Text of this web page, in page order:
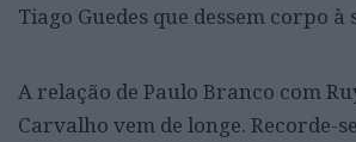
Tiago Guedes que dessem corpo à
A relação de Paulo Branco com
Carvalho vem de longe. Recorde-